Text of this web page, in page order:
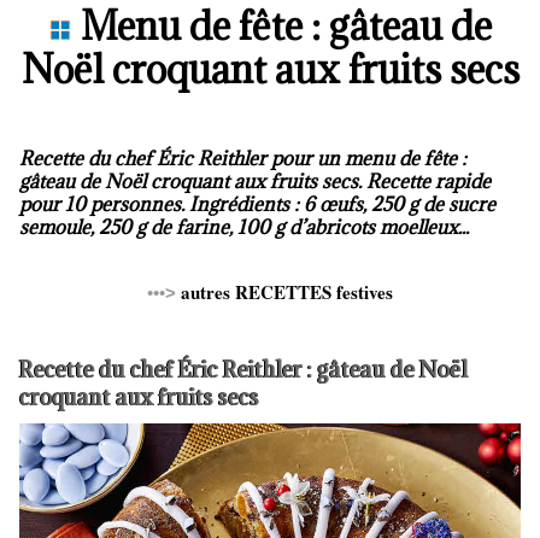
Menu de fête : gâteau de
Noël croquant aux fruits secs
Recette du chef Éric Reithler pour un menu de fête :
gâteau de Noël croquant aux fruits secs. Recette rapide
pour 10 personnes. Ingrédients : 6 œufs, 250 g de sucre
semoule, 250 g de farine, 100 g d’abricots moelleux...
•••> autres RECETTES festives
Recette du chef Éric Reithler : gâteau de Noël
croquant aux fruits secs